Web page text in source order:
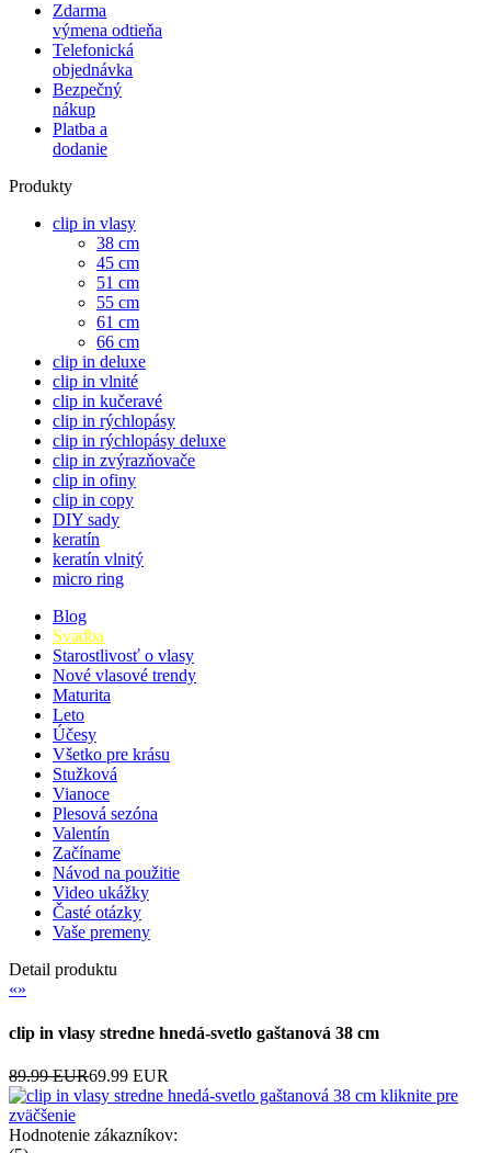
Zdarma
výmena odtieňa
Telefonická
objednávka
Bezpečný
nákup
Platba a
dodanie
Produkty
clip in vlasy
38 cm
45 cm
51 cm
55 cm
61 cm
66 cm
clip in deluxe
clip in vlnité
clip in kučeravé
clip in rýchlopásy
clip in rýchlopásy deluxe
clip in zvýrazňovače
clip in ofiny
clip in copy
DIY sady
keratín
keratín vlnitý
micro ring
Blog
Svadba
Starostlivosť o vlasy
Nové vlasové trendy
Maturita
Leto
Účesy
Všetko pre krásu
Stužková
Vianoce
Plesová sezóna
Valentín
Začíname
Návod na použitie
Video ukážky
Časté otázky
Vaše premeny
Detail produktu
«»
clip in vlasy stredne hnedá-svetlo gaštanová 38 cm
89.99 EUR69.99 EUR
kliknite pre
zväčšenie
Hodnotenie zákazníkov: